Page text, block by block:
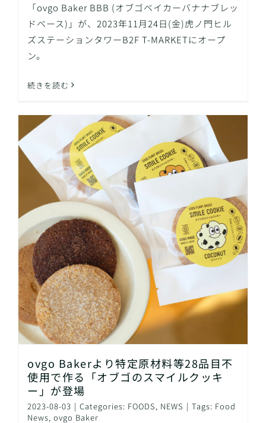
「ovgo Baker BBB (オブゴベイカーバナナブレッ
ドベース)」が、2023年11月24日(金)虎ノ門ヒル
ズステーションタワーB2F T-MARKETにオープ
ン。
続きを読む
ovgo Bakerより特定原材料等28品目不
使用で作る「オブゴのスマイルクッキ
ー」が登場
2023-08-03 | Categories: FOODS, NEWS | Tags: Food
News, ovgo Baker